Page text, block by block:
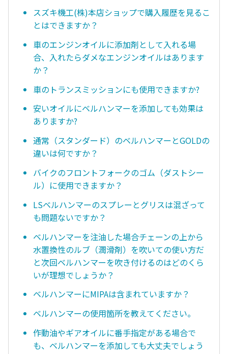
スズキ機工(株)本店ショップで購入履歴を見るこ
とはできますか？
車のエンジンオイルに添加剤として入れる場
合、入れたらダメなエンジンオイルはあります
か？
車のトランスミッションにも使用できますか?
安いオイルにベルハンマーを添加しても効果は
ありますか?
通常（スタンダード）のベルハンマーとGOLDの
違いは何ですか？
バイクのフロントフォークのゴム（ダストシー
ル）に使用できますか？
LSベルハンマーのスプレーとグリスは混ざって
も問題ないですか？
ベルハンマーを注油した場合チェーンの上から
水置換性のルブ（潤滑剤）を吹いての使い方だ
と次回ベルハンマーを吹き付けるのはどのくら
いが理想でしょうか？
ベルハンマーにMIPAは含まれていますか？
ベルハンマーの使用箇所を教えてください。
作動油やギアオイルに番手指定がある場合で
も、ベルハンマーを添加しても大丈夫でしょう